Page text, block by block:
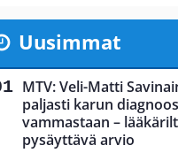
Uusimmat
MTV: Veli-Matti
paljasti karun
vammastaan –
pysäyttävä arvio